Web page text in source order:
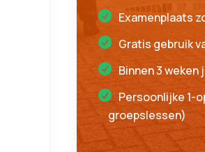
Examenplaats
Gratis gebruik
Binnen 3
Persoonlijke 1-
groepslessen)